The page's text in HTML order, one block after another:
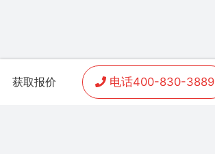
获取报价 电话400-830-3889